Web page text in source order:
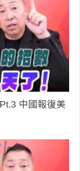
中國報復美